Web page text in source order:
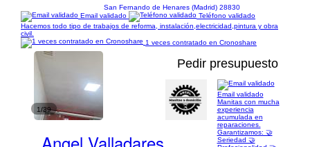
San Fernando de Henares (Madrid) 28830
Email validado
Teléfono validado
Hacemos todo tipo de trabajos de reforma, instalación,electricidad,pintura y obra
civil.
1 veces contratado en Cronoshare
1/39
Pedir presupuesto
Email validado
Manitas con mucha
experiencia
acumulada en
reparaciones.
Garantizamos: 🤝
Seriedad 🤝